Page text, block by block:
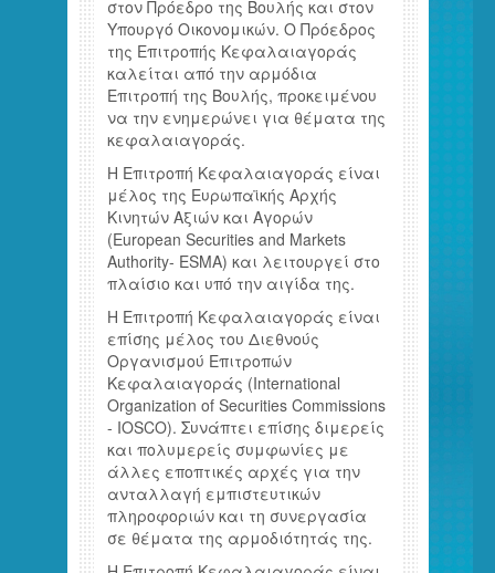
στον Πρόεδρο της Βουλής και στον
Υπουργό Οικονομικών. Ο Πρόεδρος
της Επιτροπής Κεφαλαιαγοράς
καλείται από την αρμόδια
Επιτροπή της Βουλής, προκειμένου
να την ενημερώνει για θέματα της
κεφαλαιαγοράς.
Η Επιτροπή Κεφαλαιαγοράς είναι
μέλος της Ευρωπαϊκής Αρχής
Κινητών Αξιών και Αγορών
(European Securities and Markets
Authority- ESMA) και λειτουργεί στο
πλαίσιο και υπό την αιγίδα της.
Η Επιτροπή Κεφαλαιαγοράς είναι
επίσης μέλος του Διεθνούς
Οργανισμού Επιτροπών
Κεφαλαιαγοράς (International
Organization of Securities Commissions
- IOSCO). Συνάπτει επίσης διμερείς
και πολυμερείς συμφωνίες με
άλλες εποπτικές αρχές για την
ανταλλαγή εμπιστευτικών
πληροφοριών και τη συνεργασία
σε θέματα της αρμοδιότητάς της.